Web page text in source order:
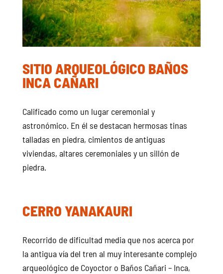
SITIO ARQUEOLÓGICO BAÑOS
INCA CAÑARI
Calificado como un lugar ceremonial y
astronómico. En él se destacan hermosas tinas
talladas en piedra, cimientos de antiguas
viviendas, altares ceremoniales y un sillón de
piedra.
CERRO YANAKAURI
Recorrido de dificultad media que nos acerca por
la antigua vía del tren al muy interesante complejo
arqueológico de Coyoctor o Baños Cañari – Inca,